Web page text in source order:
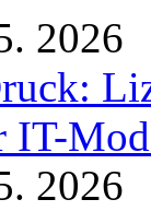
2026
IT-
2026